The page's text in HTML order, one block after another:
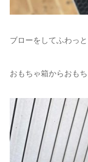
ブローをしてふわっ
おもちゃ箱からおも